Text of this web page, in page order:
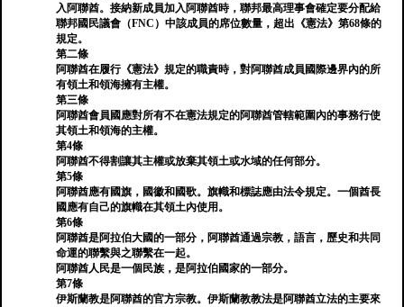
入阿聯酋。接納新成員加入阿聯酋時，聯邦最高理事會確定要分配給
聯邦國民議會（FNC）中該成員的席位數量，超出《憲法》第68條的
規定。
第二條
阿聯酋在履行《憲法》規定的職責時，對阿聯酋成員國際邊界內的所
有領土和領海擁有主權。
第三條
阿聯酋會員國應對所有不在憲法規定的阿聯酋管轄範圍內的事務行使
其領土和領海的主權。
第4條
阿聯酋不得割讓其主權或放棄其領土或水域的任何部分。
第5條
阿聯酋應有國旗，國徽和國歌。旗幟和標誌應由法令規定。一個酋長
國應有自己的旗幟在其領土內使用。
第6條
阿聯酋是阿拉伯大國的一部分，阿聯酋通過宗教，語言，歷史和共同
命運的聯繫與之聯繫在一起。
阿聯酋人民是一個民族，是阿拉伯國家的一部分。
第7條
伊斯蘭教是阿聯酋的官方宗教。伊斯蘭教教法是阿聯酋立法的主要來